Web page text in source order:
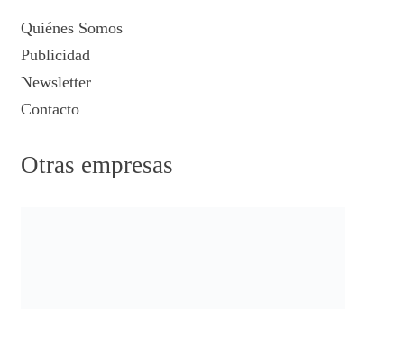
Quiénes Somos
Publicidad
Newsletter
Contacto
Otras empresas